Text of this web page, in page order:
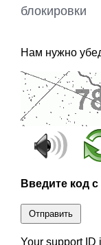
блокировки
Нам нужно
Введите код с
Отправить
Your support ID